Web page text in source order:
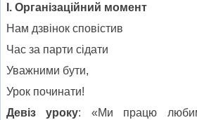
І. Організаційний момент
Нам дзвінок сповістив
Час за парти сідати
Уважними бути,
Урок починати!
Девіз уроку: «Ми працю